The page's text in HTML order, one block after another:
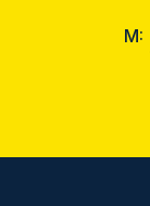
M: